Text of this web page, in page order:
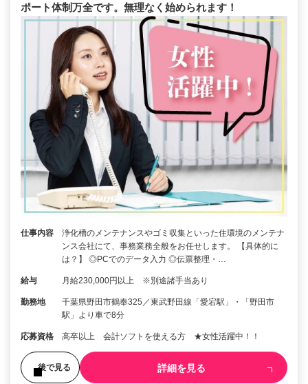
ポート体制万全です。無理なく始められます！
仕事内容
浄化槽のメンテナンスやゴミ収集といった住環境のメンテナ
ンス会社にて、事務業務全般をお任せします。 【具体的に
は？】 ◎PCでのデータ入力 ◎伝票整理・…
給与 月給230,000円以上 ※別途諸手当あり
勤務地
千葉県野田市鶴奉325／東武野田線「愛宕駅」・「野田市
駅」より車で8分
応募資格 高卒以上 会計ソフトを使える方 ★女性活躍中！！
後で見る 詳細を見る